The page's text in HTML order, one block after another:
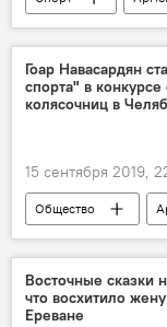
Генрих Мхитарян
Гоар Навасардян
спорта" в
колясочниц в
15 сентября 2019,
Общество
Восточные сказки
что восхитило
Ереване